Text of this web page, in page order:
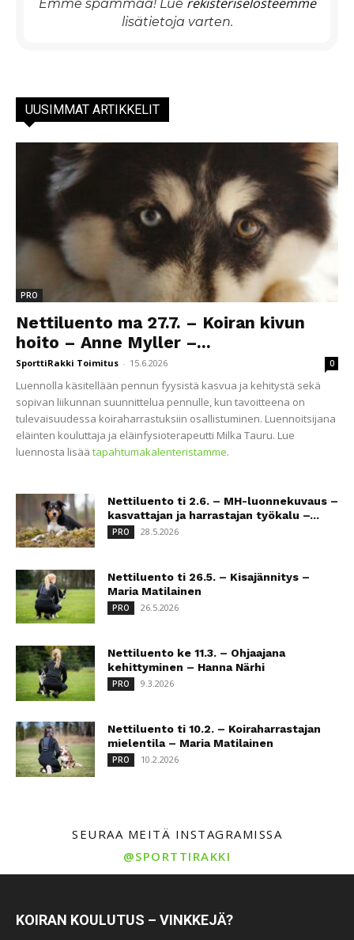
Emme spämmää! Lue
lisätietoja varten.
UUSIMMAT ARTIKKELIT
PRO
Nettiluento ma 27.7. – Koiran kivun
hoito – Anne Myller –...
SporttiRakki Toimitus - 15.6.2026 0
Luennolla käsitellään pennun fyysistä kasvua ja kehitystä sekä
sopivan liikunnan suunnittelua pennulle, kun tavoitteena on
tulevaisuudessa koiraharrastuksiin osallistuminen. Luennoitsijana
eläinten kouluttaja ja eläinfysioterapeutti Milka Tauru. Lue
luennosta lisää tapahtumakalenteristamme.
Nettiluento ti 2.6. – MH-luonnekuvaus –
kasvattajan ja harrastajan työkalu –...
PRO 28.5.2026
Nettiluento ti 26.5. – Kisajännitys –
Maria Matilainen
PRO 26.5.2026
Nettiluento ke 11.3. – Ohjaajana
kehittyminen – Hanna Närhi
PRO 9.3.2026
Nettiluento ti 10.2. – Koiraharrastajan
mielentila – Maria Matilainen
PRO 10.2.2026
SEURAA MEITÄ INSTAGRAMISSA
@SPORTTIRAKKI
KOIRAN KOULUTUS – VINKKEJÄ?